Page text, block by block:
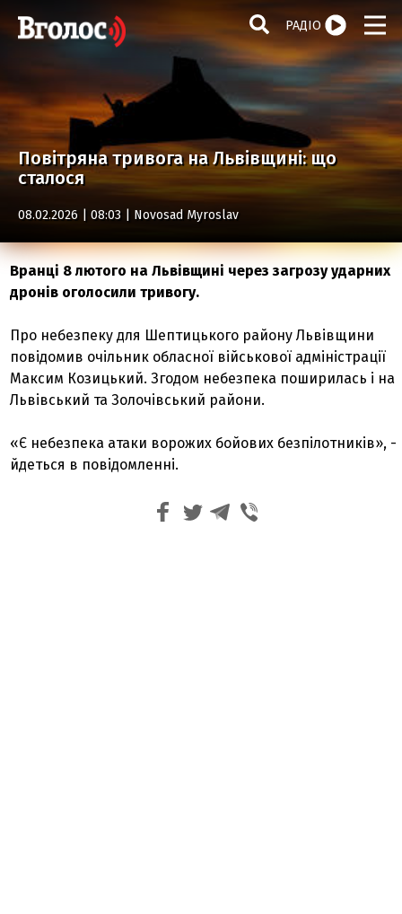
РАДІО
Повітряна тривога на Львівщині: що
сталося
08.02.2026 | 08:03 | Novosad Myroslav
Вранці 8 лютого на Львівщині через загрозу ударних
дронів оголосили тривогу.
Про небезпеку для Шептицького району Львівщини
повідомив очільник обласної військової адміністрації
Максим Козицький. Згодом небезпека поширилась і на
Львівський та Золочівський райони.
«Є небезпека атаки ворожих бойових безпілотників», -
йдеться в повідомленні.